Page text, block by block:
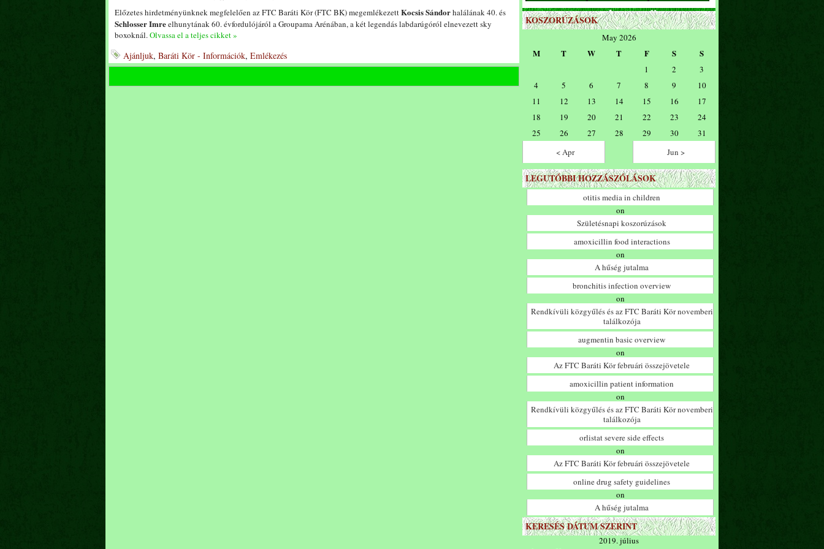
Előzetes hirdetményünknek megfelelően az FTC Baráti Kör (FTC BK) megemlékezettKocsis Sándorhalálának 40. és
Schlosser Imreelhunytának 60. évfordulójáról a Groupama Arénában, a két legendás labdarúgóról elnevezett sky
boxoknál.Olvassa el a teljes cikket »
Ajánljuk, Baráti Kör - Információk, Emlékezés
KOSZORÚZÁSOK
May 2026
M T W T F S S
1 2
3
4
5 6 7 8 9
10
11
12 13 14 15 16
17
18
19 20 21 22 23
24
25
26 27 28 29 30
31
< Apr
Jun >
LEGUTÓBBI HOZZÁSZÓLÁSOK
otitis media in children
on
Születésnapi koszorúzások
amoxicillin food interactions
on
A hűség jutalma
bronchitis infection overview
on
Rendkívüli közgyűlés és az FTC Baráti Kör novemberi
találkozója
augmentin basic overview
on
Az FTC Baráti Kör februári összejövetele
amoxicillin patient information
on
Rendkívüli közgyűlés és az FTC Baráti Kör novemberi
találkozója
orlistat severe side effects
on
Az FTC Baráti Kör februári összejövetele
online drug safety guidelines
on
A hűség jutalma
KERESÉS DÁTUM SZERINT
2019. július